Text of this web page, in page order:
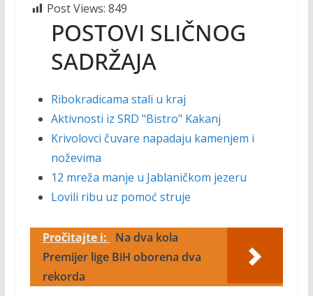
Post Views: 849
POSTOVI SLIČNOG
SADRŽAJA
Ribokradicama stali u kraj
Aktivnosti iz SRD "Bistro" Kakanj
Krivolovci čuvare napadaju kamenjem i
noževima
12 mreža manje u Jablaničkom jezeru
Lovili ribu uz pomoć struje
Pročitajte i:
Na dva kola
Premijer lige BiH oborena dva
rekorda